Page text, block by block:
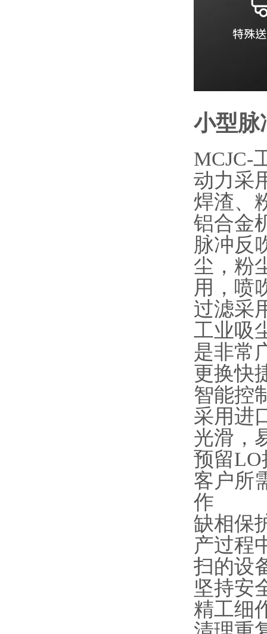
小型脉
MCJC-
动力采
焊渣、
铝合金
脉冲反
尘，粉
用，喷
过滤采
工业吸
是非常
更换快
智能控
采用进
光滑，
预留LO
客户所
作
缺相保
产过程
扫的设
坚持安
精工细